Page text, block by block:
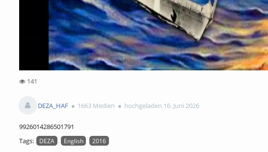
141
DEZA_HAF 1663 Medien hochgeladen 16. Juni 2026
9926014286501791
Tags:
DEZA English 2016